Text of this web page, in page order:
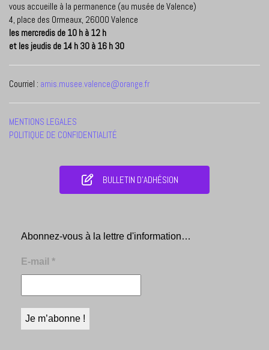
vous accueille à la permanence (au musée de Valence)
4, place des Ormeaux, 26000 Valence
les mercredis de 10 h à 12 h
et les jeudis de 14 h 30 à 16 h 30
Courriel : amis.musee.valence@orange.fr
MENTIONS LEGALES
POLITIQUE DE CONFIDENTIALITÉ
BULLETIN D'ADHÉSION
Abonnez-vous à la lettre d'information…
E-mail *